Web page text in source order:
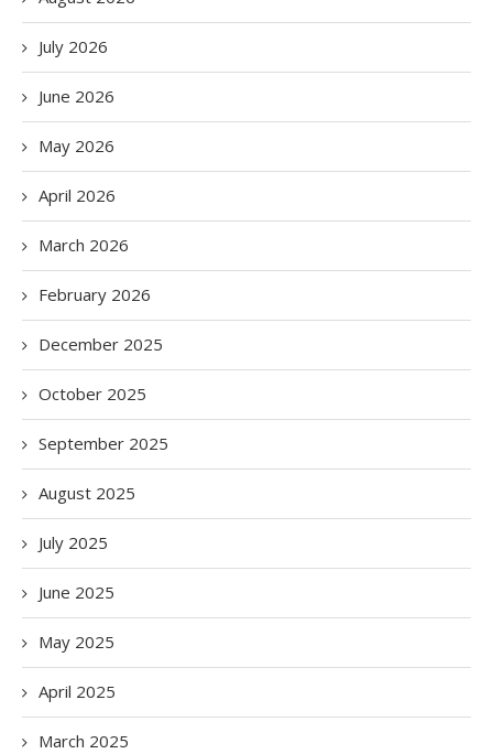
July 2026
June 2026
May 2026
April 2026
March 2026
February 2026
December 2025
October 2025
September 2025
August 2025
July 2025
June 2025
May 2025
April 2025
March 2025